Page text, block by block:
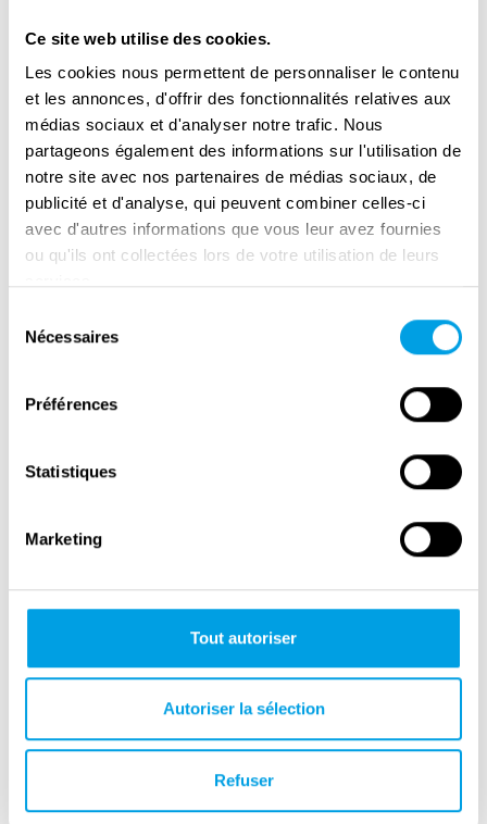
Ce site web utilise des cookies.
Les cookies nous permettent de personnaliser le contenu
et les annonces, d'offrir des fonctionnalités relatives aux
médias sociaux et d'analyser notre trafic. Nous
partageons également des informations sur l'utilisation de
notre site avec nos partenaires de médias sociaux, de
publicité et d'analyse, qui peuvent combiner celles-ci
avec d'autres informations que vous leur avez fournies
ou qu'ils ont collectées lors de votre utilisation de leurs
Nécessaires
Préférences
Statistiques
Marketing
Tout autoriser
Autoriser la sélection
Refuser
Memorial Camp Vught : Interview with
80th Anniversary of Normandy's
Historic Landings